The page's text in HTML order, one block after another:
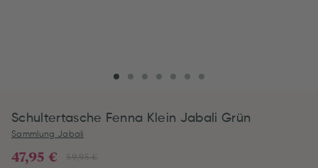
Schultertasche Fenna Klein Jabali Grün
Sammlung Jabali
59,95 €
47,95 €